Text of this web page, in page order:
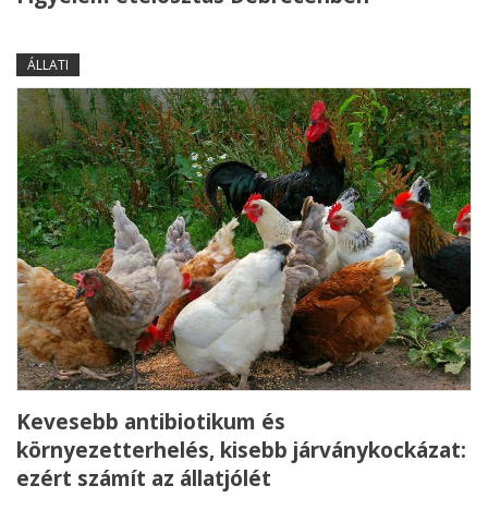
ÁLLATI
Kevesebb antibiotikum és
környezetterhelés, kisebb járványkockázat:
ezért számít az állatjólét